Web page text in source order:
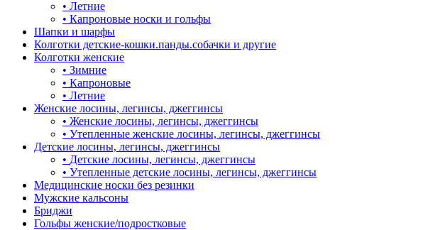
• Летние
• Капроновые носки и гольфы
Шапки и шарфы
Колготки детские-кошки.панды.собачки и другие
Колготки женские
• Зимние
• Капроновые
• Летние
Женские лосины, легинсы, джеггинсы
• Женские лосины, легинсы, джеггинсы
• Утепленные женские лосины, легинсы, джеггинсы
Детские лосины, легинсы, джеггинсы
• Детские лосины, легинсы, джеггинсы
• Утепленные детские лосины, легинсы, джеггинсы
Медицинские носки без резинки
Мужские кальсоны
Бриджи
Гольфы женские/подростковые